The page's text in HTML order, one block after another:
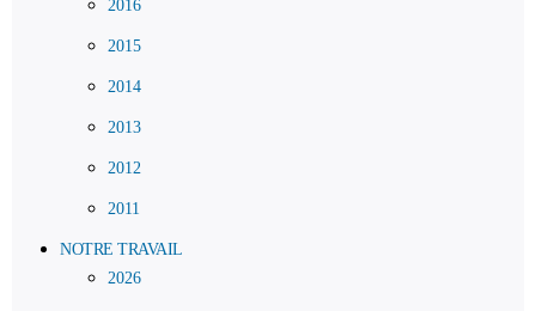
2016
2015
2014
2013
2012
2011
NOTRE TRAVAIL
2026